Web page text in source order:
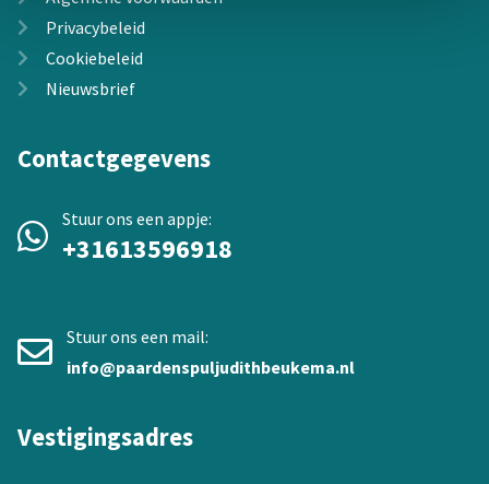
Privacybeleid
Cookiebeleid
Nieuwsbrief
Contactgegevens
Stuur ons een appje:
+31613596918
Stuur ons een mail:
info@paardenspuljudithbeukema.nl
Vestigingsadres